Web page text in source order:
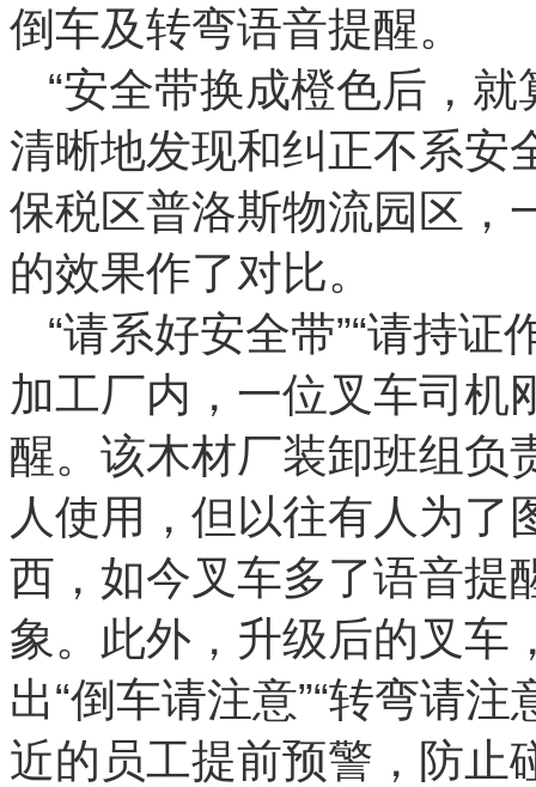
倒车及转弯语音提醒。
“安全带换成橙色后，
清晰地发现和纠正不系安
保税区普洛斯物流园区，
的效果作了对比。
“请系好安全带”“请持
加工厂内，一位叉车司机
醒。该木材厂装卸班组负
人使用，但以往有人为了
西，如今叉车多了语音提
象。此外，升级后的叉车
出“倒车请注意”“转弯请
近的员工提前预警，防止